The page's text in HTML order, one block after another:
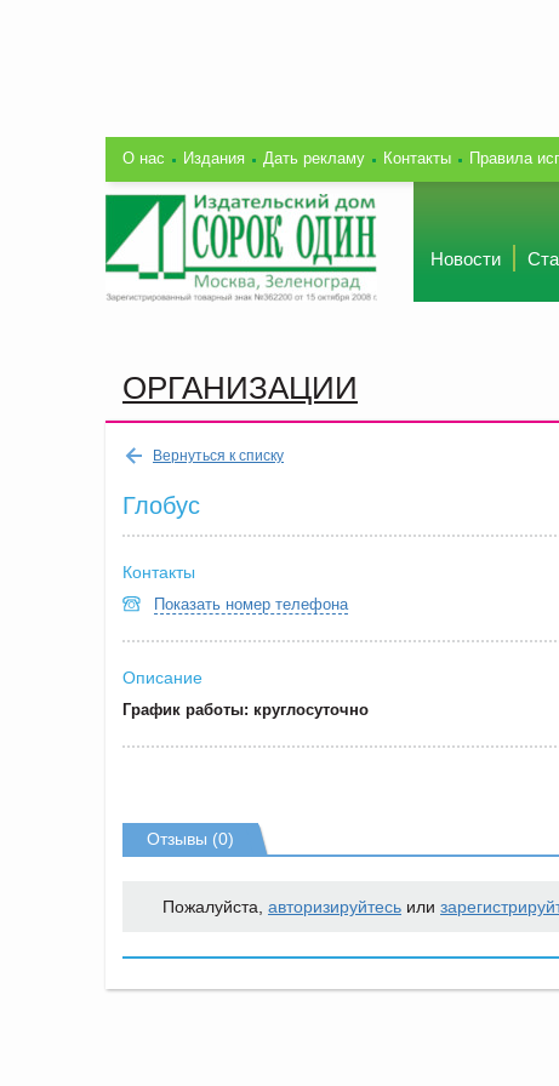
О нас Издания Дать рекламу Контакты Правила
Новости
ОРГАНИЗАЦИИ
Вернуться к списку
Глобус
Контакты
Показать номер телефона
Описание
График работы: круглосуточно
Отзывы (0)
Пожалуйста, авторизируйтесь или